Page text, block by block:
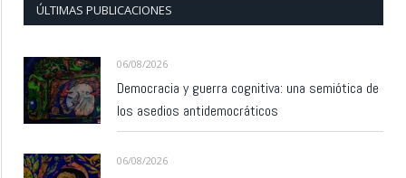
ÚLTIMAS PUBLICACIONES
06/08/2026
Democracia y guerra cognitiva: una semiótica de
los asedios antidemocráticos
06/08/2026